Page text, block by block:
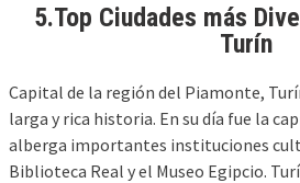
5.Top Ciudades más
Turín
Capital de la región del Piamonte,
larga y rica historia. En su día fue la
alberga importantes instituciones
Biblioteca Real y el Museo Egipcio.